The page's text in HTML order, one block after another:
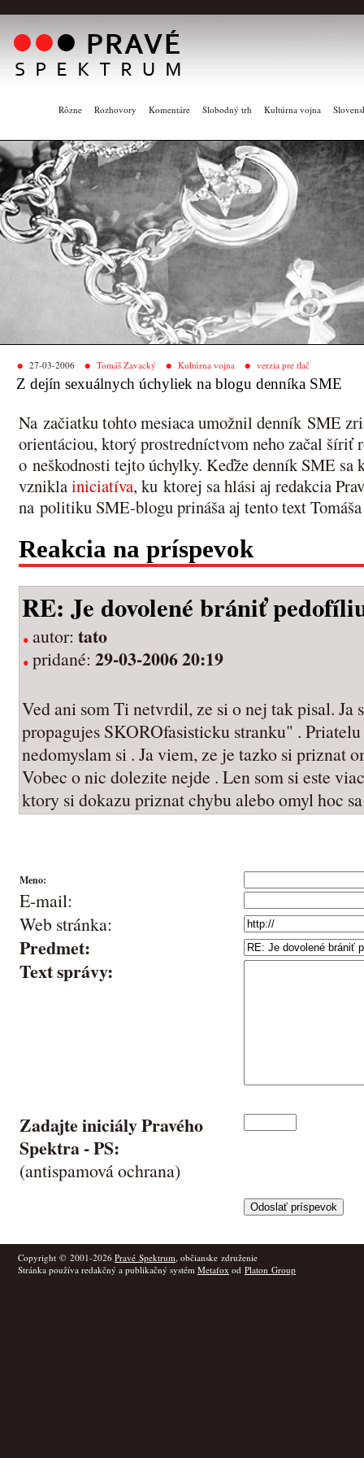
Rôzne Rozhovory Komentáre Slobodný trh Kultúrna vojna
27-03-2006 Tomáš Zavacký Kultúrna vojna verzia pre tlač
Z dejín sexuálnych úchyliek na blogu denníka SME
Na začiatku tohto mesiaca umožnil denník SME
orientáciou, ktorý prostredníctvom neho začal šíriť
o neškodnosti tejto úchylky. Keďže denník SME
vzniklainiciatíva, ku ktorej sa hlási aj redakcia
na politiku SME-blogu prináša aj tento text
Reakcia na príspevok
RE: Je dovolené brániť
autor: tato
pridané: 29-03-2006 20:19
Ved ani som Ti netvrdil, ze si o nej tak pisal. Ja
propagujes SKOROfasisticku stranku" .
nedomyslam si . Ja viem, ze je tazko si priznat
Vobec o nic dolezite nejde . Len som si este
ktory si dokazu priznat chybu alebo omyl hoc
Meno:
E-mail:
Web stránka:
Predmet:
Text správy:
Zadajte iniciály Pravého
Spektra -PS:
(antispamová ochrana)
Copyright © 2001-2026 Pravé Spektrum, občianske združenie
Stránka používa redakčný a publikačný systém Metafox od Platon Group